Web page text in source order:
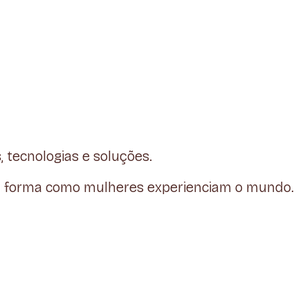
e soluções.
como mulheres experienciam o mundo.